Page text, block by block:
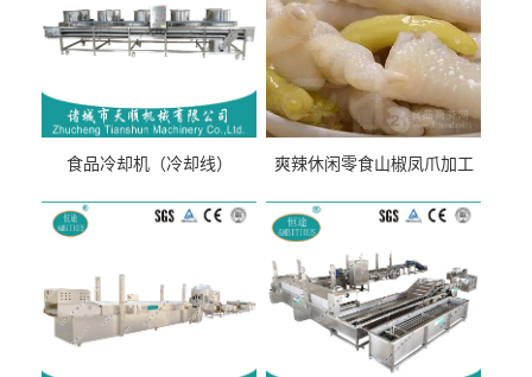
食品冷却机（冷却线）
爽辣休闲零食山椒凤爪加工
流水线）